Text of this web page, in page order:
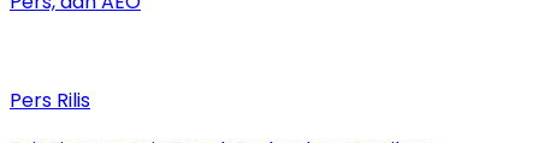
Pers Rilis